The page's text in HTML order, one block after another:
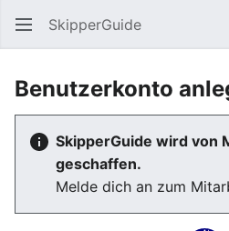
SkipperGuide
Benutzerkonto
SkipperGuide wird von
geschaffen.
Melde dich an zum